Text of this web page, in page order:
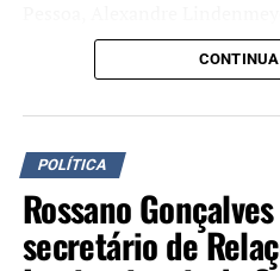
Valdeci Oliveira, Ary Vanazzi,
Bispo, Rodrigo Cebola e
Durante o ato, Maria Eunice
candidatura a deputada
lideranças presentes. O
trajetória ligada aos
mulheres, além de pautas
Único de Saúde (SUS), da
POLÍTICA
Rossano
secretário de